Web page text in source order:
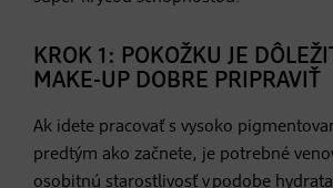
KROK 1: POKOŽKU JE
MAKE-UP DOBRE PRIPRAVIŤ
Ak idete pracovať s vysoko
predtým ako začnete, je potrebné
osobitnú starostlivosť v podobe